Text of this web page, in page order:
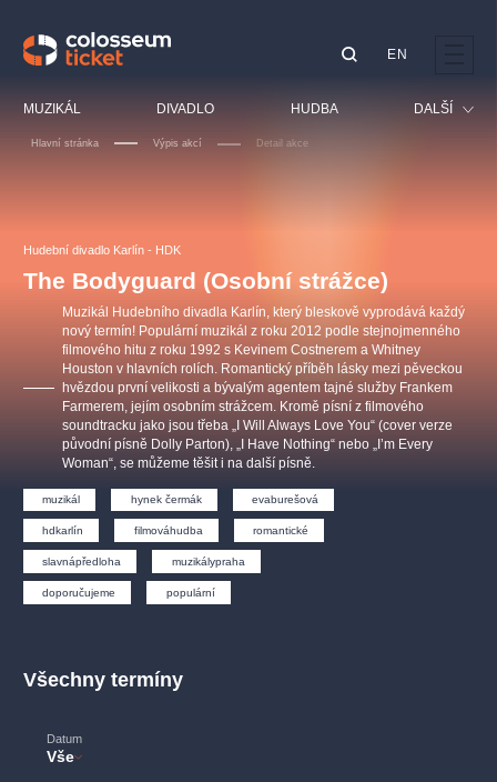
MUZIKÁL DIVADLO HUDBA DALŠÍ
Prohlídky
Sport
Ostatní
EN
Hlavní stránka Výpis akcí Detail akce
Hudební divadlo Karlín - HDK
The Bodyguard (Osobní strážce)
Muzikál Hudebního divadla Karlín, který bleskově vyprodává každý
nový termín! Populární muzikál z roku 2012 podle stejnojmenného
filmového hitu z roku 1992 s Kevinem Costnerem a Whitney
Houston v hlavních rolích. Romantický příběh lásky mezi pěveckou
hvězdou první velikosti a bývalým agentem tajné služby Frankem
Farmerem, jejím osobním strážcem. Kromě písní z filmového
soundtracku jako jsou třeba „I Will Always Love You“ (cover verze
původní písně Dolly Parton), „I Have Nothing“ nebo „I’m Every
Woman“, se můžeme těšit i na další písně.
muzikál hynek čermák evaburešová
hdkarlín filmováhudba romantické
slavnápředloha muzikálypraha
doporučujeme populární
Všechny termíny
Datum
Vše
OBYČEJNÁ HOLKA
Agentura 44, s.r.o.
Pink Panther Agency,
s.r.o.
Ostatní hledají
muzikálypraha
Nejnavštěvovanější
muzikálypraha divadlopraha sleva
filmováhudba státníopera rudolfinum
národnídivadlo činohra